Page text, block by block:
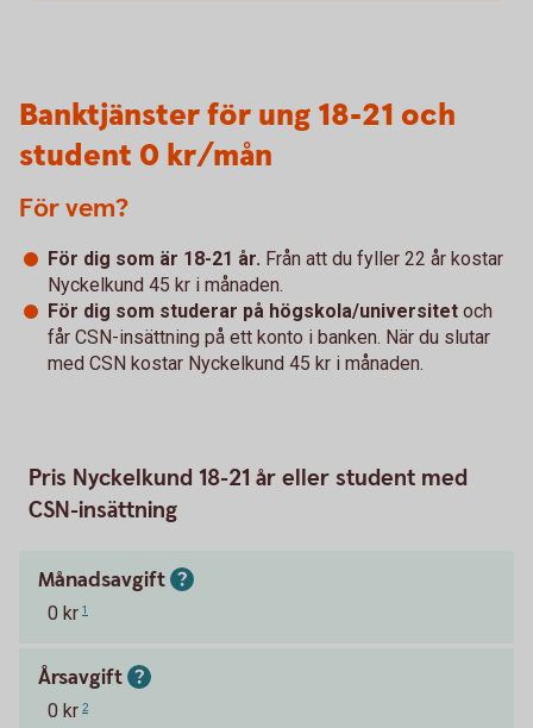
Banktjänster för ung 18-21 och
student 0 kr/mån
För vem?
För dig som är 18-21 år. Från att du fyller 22 år kostar
Nyckelkund 45 kr i månaden.
För dig som studerar på högskola/universitet och
får CSN-insättning på ett konto i banken. När du slutar
med CSN kostar Nyckelkund 45 kr i månaden.
Pris Nyckelkund 18-21 år eller student med
CSN-insättning
Månadsavgift
0 kr 1
Årsavgift
0 kr 2